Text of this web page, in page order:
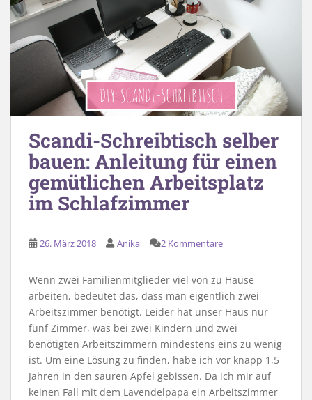
Scandi-Schreibtisch selber
bauen: Anleitung für einen
gemütlichen Arbeitsplatz
im Schlafzimmer
26. März 2018 Anika 2 Kommentare
Wenn zwei Familienmitglieder viel von zu Hause
arbeiten, bedeutet das, dass man eigentlich zwei
Arbeitszimmer benötigt. Leider hat unser Haus nur
fünf Zimmer, was bei zwei Kindern und zwei
benötigten Arbeitszimmern mindestens eins zu wenig
ist. Um eine Lösung zu finden, habe ich vor knapp 1,5
Jahren in den sauren Apfel gebissen. Da ich mir auf
keinen Fall mit dem Lavendelpapa ein Arbeitszimmer